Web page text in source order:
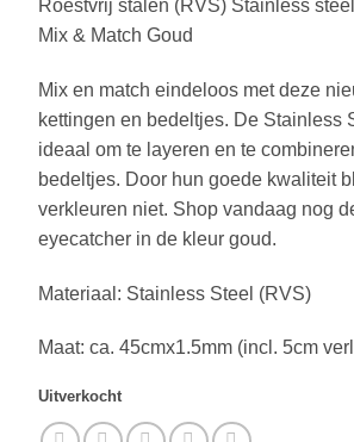
Roestvrij stalen (RVS) Stainless
Mix & Match Goud
Mix en match eindeloos met deze
kettingen en bedeltjes. De Stainless
ideaal om te layeren en te
bedeltjes. Door hun goede kwaliteit
verkleuren niet. Shop vandaag nog
eyecatcher in de kleur goud.
Materiaal: Stainless Steel (RVS)
Maat: ca. 45cmx1.5mm (incl. 5cm
Uitverkocht